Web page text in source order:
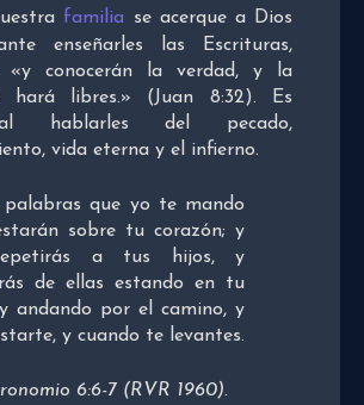
familia se acerque a Dios
enseñarles las Escrituras,
«y conocerán la verdad, y la
hará libres.» (Juan 8:32). Es
hablarles del pecado,
vida eterna y el infierno.
palabras que yo te mando
sobre tu corazón; y
a tus hijos, y
de ellas estando en tu
andando por el camino, y
y cuando te levantes.
6:6-7 (RVR 1960).